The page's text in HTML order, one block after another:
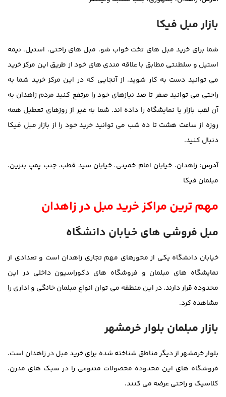
بازار مبل فیکا
شما برای خرید مبل های تخت خواب شو، مبل های راحتی، استیل، نیمه
استیل و سلطنتی مطابق با علاقه مندی های خود از طریق این مرکز خرید
می توانید دست به کار شوید. از آنجایی که در این مرکز خرید شما به
راحتی می توانید صفر تا صد نیازهای خود را مرتفع کنید مردم زاهدان به
آن لقب بازار یا نمایشگاه را داده اند. شما به غیر از روزهای تعطیل همه
روزه از ساعت هشت تا ده شب می توانید خرید خود را از بازار مبل فیکا
دنبال کنید.
آدرس: زاهدان، خیابان امام خمینی، خیابان سید قطب، جنب پمپ بنزين،
مبلمان فیکا
مهم ترین مراکز خرید مبل در زاهدان
مبل فروشی های خیابان دانشگاه
خیابان دانشگاه یکی از محورهای مهم تجاری زاهدان است و تعدادی از
نمایشگاه های مبلمان و فروشگاه های دکوراسیون داخلی در این
محدوده قرار دارند. در این منطقه می توان انواع مبلمان خانگی و اداری را
مشاهده کرد.
بازار مبلمان بلوار خرمشهر
بلوار خرمشهر از دیگر مناطق شناخته شده برای خرید مبل در زاهدان است.
فروشگاه های این محدوده محصولات متنوعی را در سبک های مدرن،
کلاسیک و راحتی عرضه می کنند.